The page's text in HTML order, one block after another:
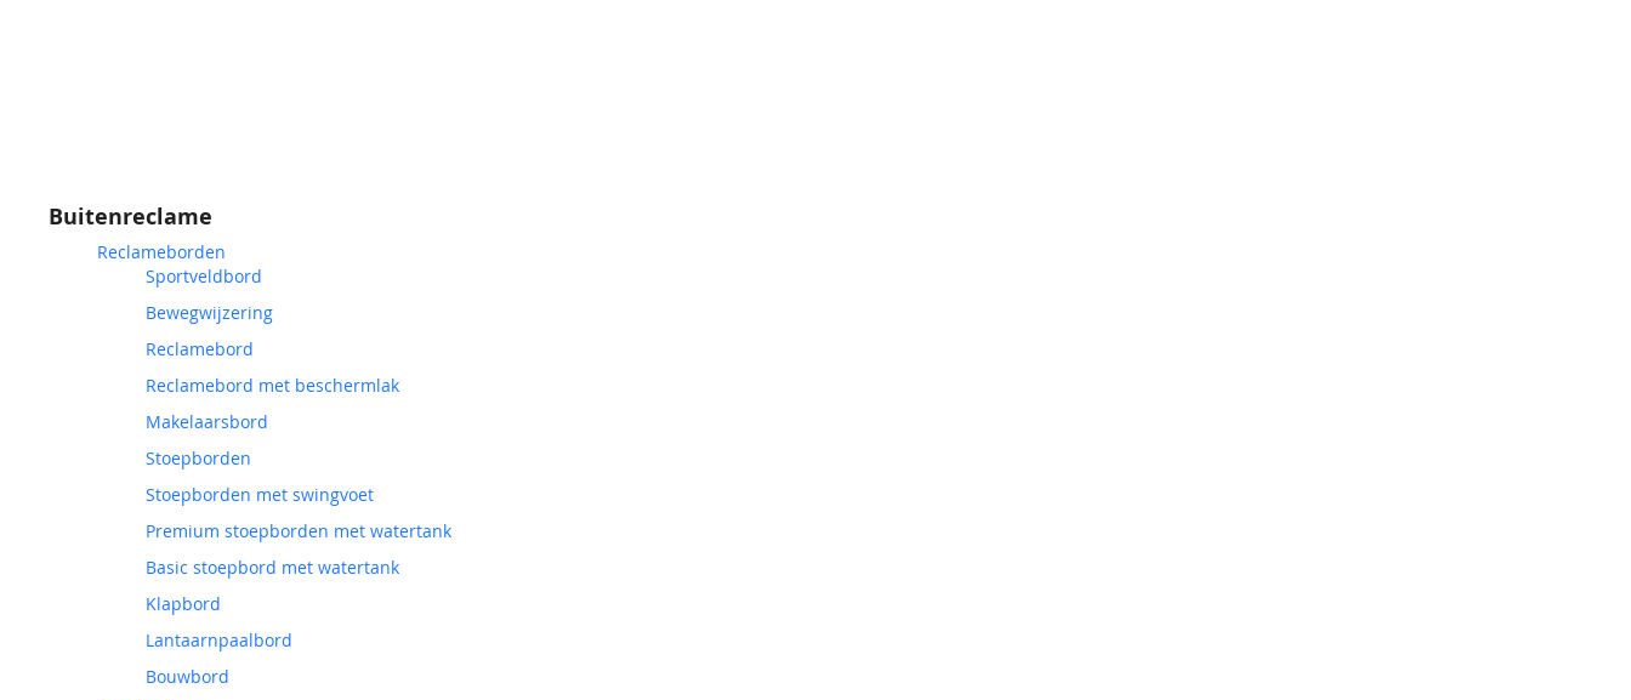
Buitenreclame
Reclameborden
Sportveldbord
Bewegwijzering
Reclamebord
Reclamebord met beschermlak
Makelaarsbord
Stoepborden
Stoepborden met swingvoet
Premium stoepborden met watertank
Basic stoepbord met watertank
Klapbord
Lantaarnpaalbord
Bouwbord